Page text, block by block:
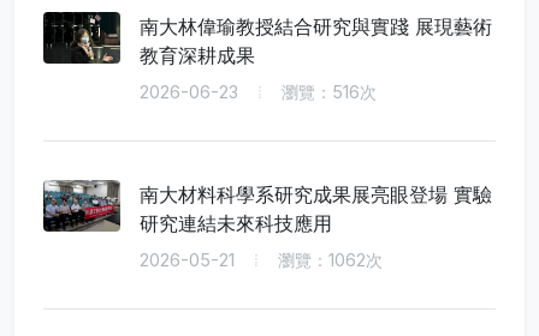
南大林偉瑜教授結合研究與實踐 展現藝術
教育深耕成果
2026-06-23 瀏覽：516次
南大材料科學系研究成果展亮眼登場 實驗
研究連結未來科技應用
2026-05-21 瀏覽：1062次